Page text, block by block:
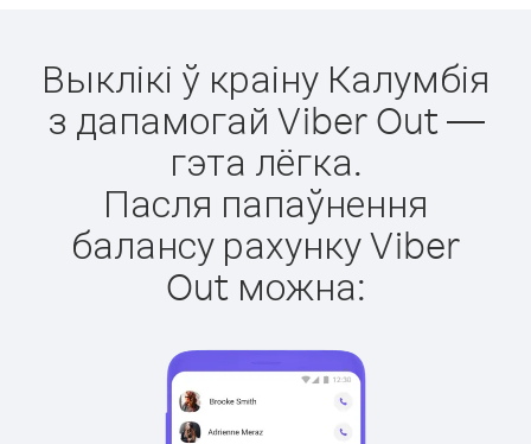
Выклікі ў краіну Калумбія
з дапамогай Viber Out —
гэта лёгка.
Пасля папаўнення
балансу рахунку Viber
Out можна: